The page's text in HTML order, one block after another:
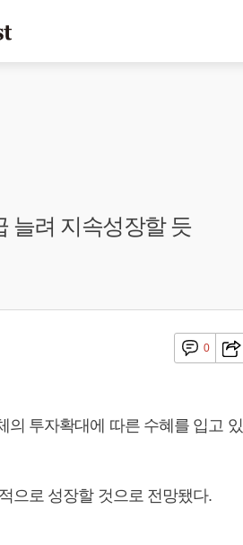
늘려 지속성장할 듯
0
의 투자확대에 따른 수혜를 입고 있
으로 성장할 것으로 전망됐다.